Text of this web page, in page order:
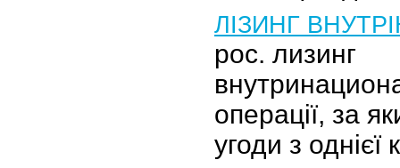
ЛІЗИНГ
рос. лизинг
операції, за
угоди з однієї